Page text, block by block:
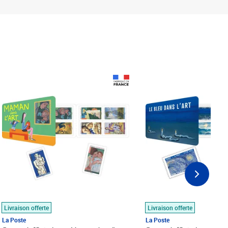
Livraison offerte
La Poste
Livraison offerte
La Poste